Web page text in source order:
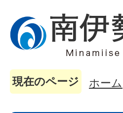
現在のページ ホーム